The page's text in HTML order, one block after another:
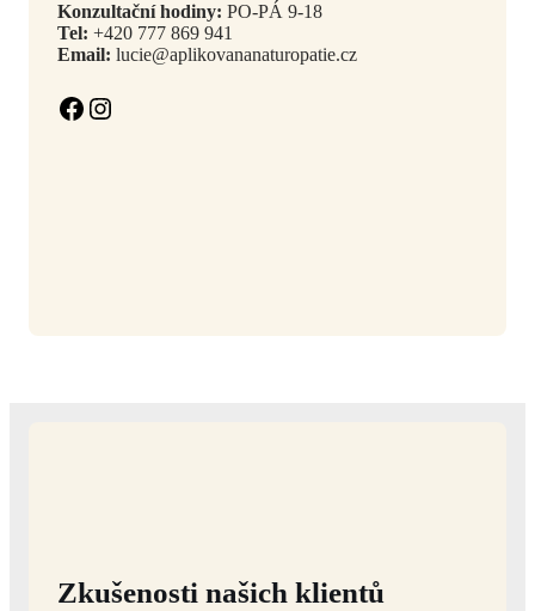
Konzultační hodiny: PO-PÁ 9-18
Tel: +420 777 869 941
Email: lucie@aplikovananaturopatie.cz
Facebook Instagram
Zkušenosti našich klientů